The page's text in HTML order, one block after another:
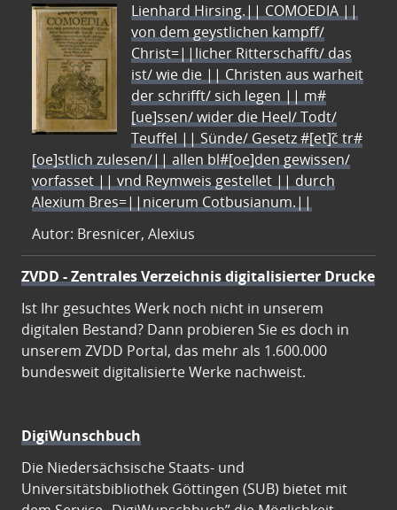
Lienhard Hirsing.|| COMOEDIA ||
von dem geystlichen kampff/
Christ=||licher Ritterschafft/ das
ist/ wie die || Christen aus warheit
der schrifft/ sich legen || m#
[ue]ssen/ wider die Heel/ Todt/
Teuffel || Sünde/ Gesetz #[et]c̃ tr#
[oe]stlich zulesen/|| allen bl#[oe]den gewissen/
vorfasset || vnd Reymweis gestellet || durch
Alexium Bres=||nicerum Cotbusianum.||
Autor: Bresnicer, Alexius
ZVDD - Zentrales Verzeichnis digitalisierter Drucke
Ist Ihr gesuchtes Werk noch nicht in unserem
digitalen Bestand? Dann probieren Sie es doch in
unserem ZVDD Portal, das mehr als 1.600.000
bundesweit digitalisierte Werke nachweist.
DigiWunschbuch
Die Niedersächsische Staats- und
Universitätsbibliothek Göttingen (SUB) bietet mit